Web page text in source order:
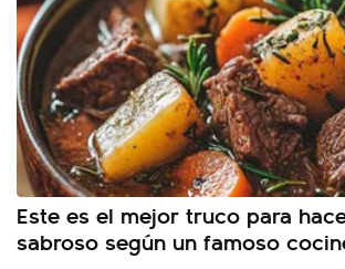
Este es el mejor truco para
sabroso según un famoso